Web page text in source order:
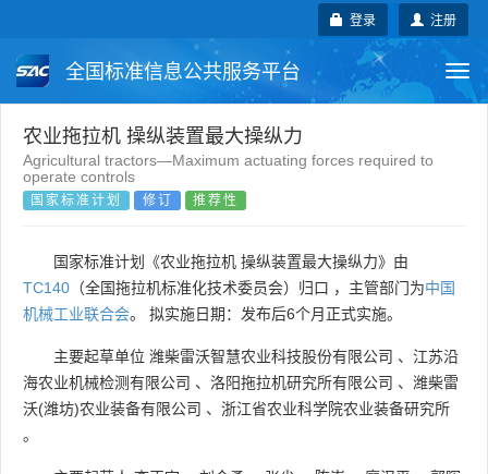
注册
登录
全国标准信息公共服务平台
国家标准 行业标准
团体标准
农业拖拉机 操纵装置最大操纵力
Agricultural tractors—Maximum actuating forces required to
operate controls
国家标准计划 修订 推荐性
国家标准计划《农业拖拉机 操纵装置最大操纵力》由
TC140 （全国拖拉机标准化技术委员会）归口 ，主管部门为中国
机械工业联合会。 拟实施日期：发布后6个月正式实施。
主要起草单位 潍柴雷沃智慧农业科技股份有限公司 、 江苏沿
海农业机械检测有限公司 、 洛阳拖拉机研究所有限公司 、 潍柴雷
沃(潍坊)农业装备有限公司 、 浙江省农业科学院农业装备研究所
。